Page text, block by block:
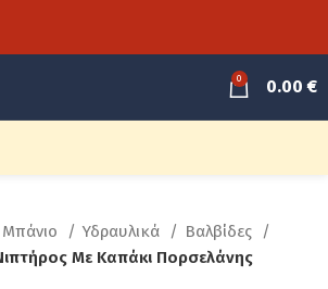
0 0.00€
Μπάνιο Υδραυλικά
Βαλβίδες
Με Καπάκι Πορσελάνης